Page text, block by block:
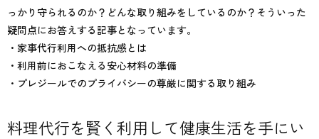
っかり守られるのか？どんな取り組みをしているのか？そういった
疑問点にお答えする記事となっています。
・家事代行利用への抵抗感とは
・利用前におこなえる安心材料の準備
・プレジールでのプライバシーの尊厳に関する取り組み
料理代行を賢く利用して健康生活を手にい